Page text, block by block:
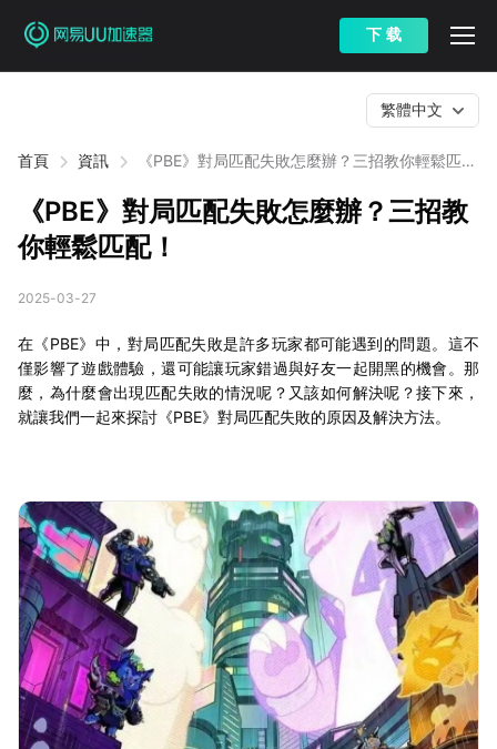
下 载
首頁 資訊
《PBE》對局匹配失敗怎麼辦？三招教你輕鬆匹
繁體中文
《PBE》對局匹配失敗怎麼辦？三招教
你輕鬆匹配！
2025-03-27
在《PBE》中，對局匹配失敗是許多玩家都可能遇到的問題。這不
僅影響了遊戲體驗，還可能讓玩家錯過與好友一起開黑的機會。那
麼，為什麼會出現匹配失敗的情況呢？又該如何解決呢？接下來，
就讓我們一起來探討《PBE》對局匹配失敗的原因及解決方法。